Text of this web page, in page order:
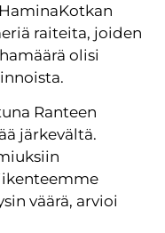
raiteita, joiden
olisi
Ranteen
järkevältä.
väärä, arvioi